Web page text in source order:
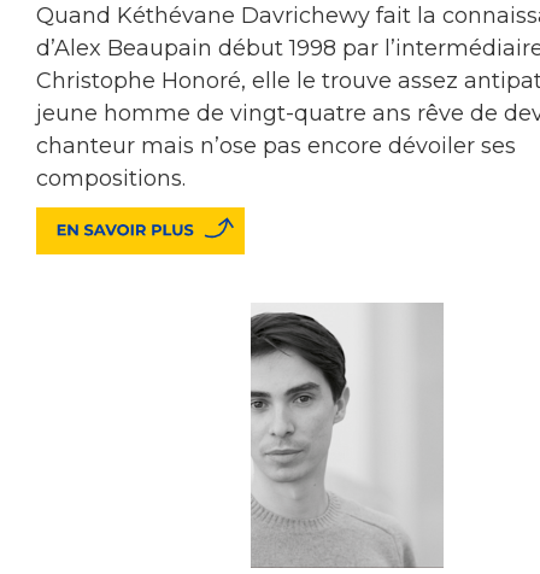
Quand Kéthévane Davrichewy fait la
d’Alex Beaupain début 1998 par
Christophe Honoré, elle le trouve assez
jeune homme de vingt-quatre ans rêve de
chanteur mais n’ose pas encore dévoiler ses
compositions.